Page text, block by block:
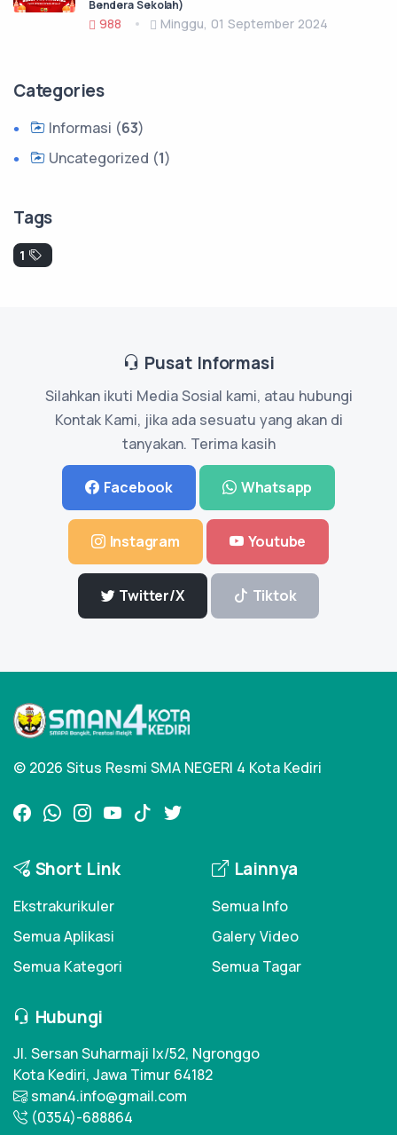
Bendera Sekolah)
988 Minggu, 01 September 2024
Categories
Informasi (63)
Uncategorized (1)
Tags
1
Pusat Informasi
Silahkan ikuti Media Sosial kami, atau hubungi
Kontak Kami, jika ada sesuatu yang akan di
tanyakan. Terima kasih
Facebook Whatsapp
Instagram Youtube
Twitter/X Tiktok
© 2026 Situs Resmi SMA NEGERI 4 Kota Kediri
Short Link
Ekstrakurikuler
Semua Aplikasi
Semua Kategori
Lainnya
Semua Info
Galery Video
Semua Tagar
Hubungi
Jl. Sersan Suharmaji Ix/52, Ngronggo
Kota Kediri, Jawa Timur 64182
sman4.info@gmail.com
(0354)-688864